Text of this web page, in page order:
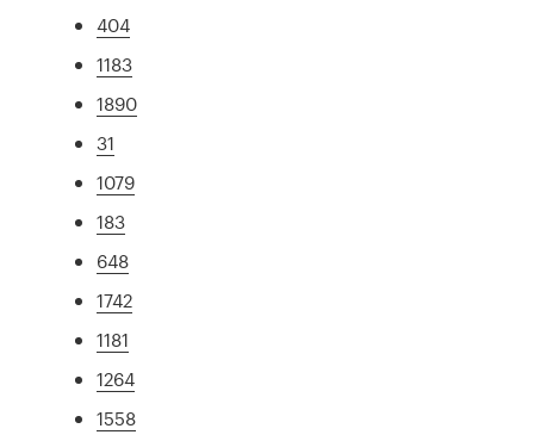
404
1183
1890
31
1079
183
648
1742
1181
1264
1558